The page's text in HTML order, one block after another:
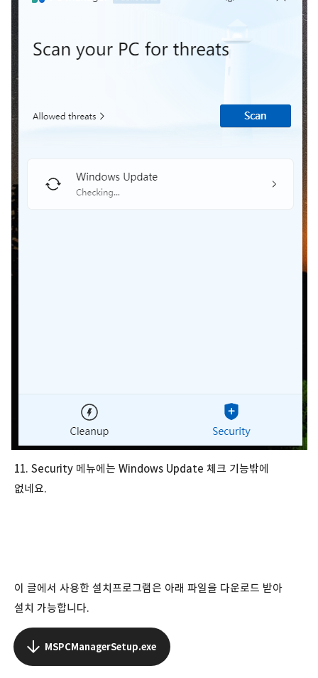
11. Security 메뉴에는 Windows Update 체크 기능밖에
없네요.
이 글에서 사용한 설치프로그램은 아래 파일을 다운로드 받아
설치 가능합니다.
MSPCManagerSetup.exe